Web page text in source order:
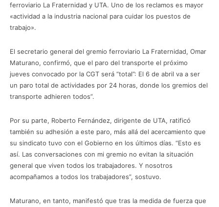
ferroviario La Fraternidad y UTA. Uno de los reclamos es mayor
«actividad a la industria nacional para cuidar los puestos de
trabajo».
El secretario general del gremio ferroviario La Fraternidad, Omar
Maturano, confirmó, que el paro del transporte el próximo
jueves convocado por la CGT será “total”: El 6 de abril va a ser
un paro total de actividades por 24 horas, donde los gremios del
transporte adhieren todos”.
Por su parte, Roberto Fernández, dirigente de UTA, ratificó
también su adhesión a este paro, más allá del acercamiento que
su sindicato tuvo con el Gobierno en los últimos días. “Esto es
así. Las conversaciones con mi gremio no evitan la situación
general que viven todos los trabajadores. Y nosotros
acompañamos a todos los trabajadores”, sostuvo.
Maturano, en tanto, manifestó que tras la medida de fuerza que